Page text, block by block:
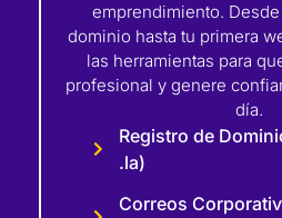
emprendimiento.
dominio hasta tu primera
las herramientas para
profesional y genere
día.
Registro de
.la)
Correos